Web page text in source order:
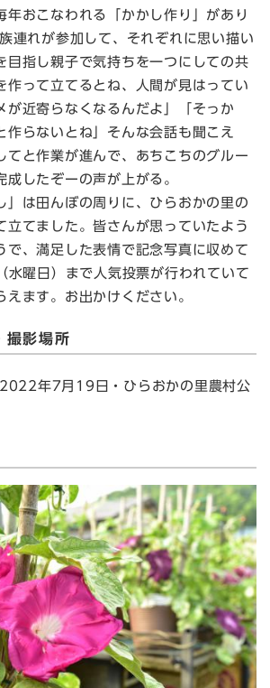
おこなわれる「かかし作り」があり
連れが参加して、それぞれに思い描い
目指し親子で気持ちを一つにしての共
作って立てるとね、人間が見はってい
が近寄らなくなるんだよ」「そっか
作らないとね」そんな会話も聞こえ
てと作業が進んで、あちこちのグルー
成したぞーの声が上がる。
は田んぼの周りに、ひらおかの里の
立てました。皆さんが思っていたよう
で、満足した表情で記念写真に収めて
水曜日）まで人気投票が行われていて
えます。お出かけください。
撮影場所
年7月19日・ひらおかの里農村公